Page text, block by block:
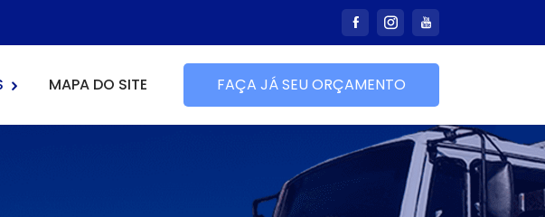
MAPA DO SITE FAÇA JÁ SEU ORÇAMENTO